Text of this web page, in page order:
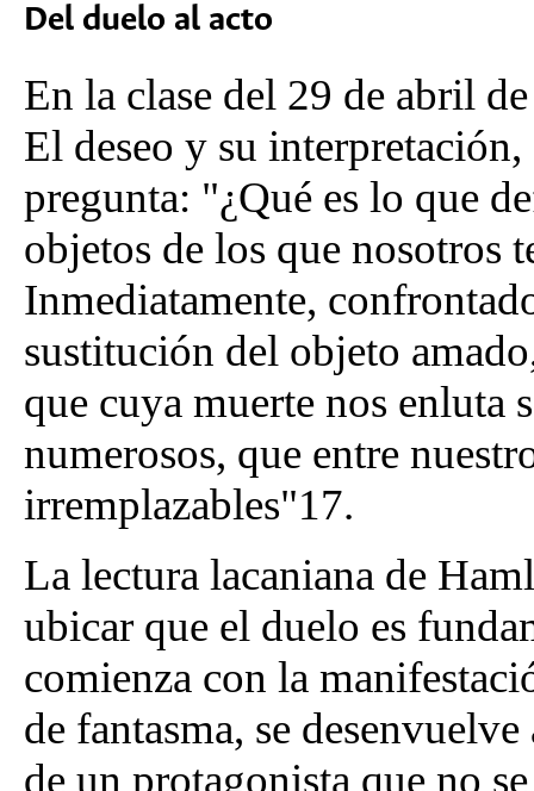
Del duelo al acto
En la clase del 29 de abril
El deseo y su
pregunta: "¿Qué es lo que
objetos de los que nosotros
Inmediatamente,
sustitución del objeto
que cuya muerte nos enluta
numerosos, que entre
irremplazables"17.
La lectura lacaniana de
ubicar que el duelo es
comienza con la
de fantasma, se
de un protagonista que no